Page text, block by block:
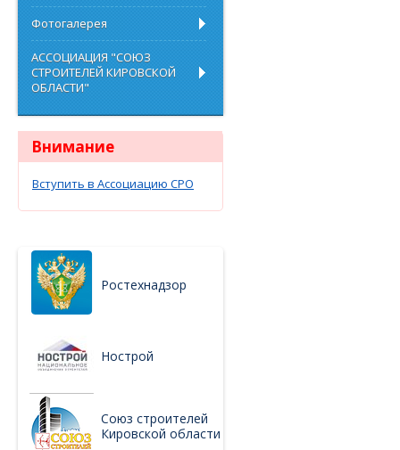
Фотогалерея
АССОЦИАЦИЯ "СОЮЗ
СТРОИТЕЛЕЙ КИРОВСКОЙ
ОБЛАСТИ"
Внимание
Вступить в Ассоциацию СРО
Ростехнадзор
Нострой
Союз строителей
Кировской области